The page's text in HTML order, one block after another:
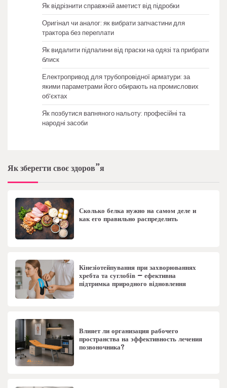
Як відрізнити справжній аметист від підробки
Оригінал чи аналог: як вибрати запчастини для
трактора без переплати
Як видалити підпалини від праски на одязі та прибрати
блиск
Електропривод для трубопровідної арматури: за
якими параметрами його обирають на промислових
об’єктах
Як позбутися вапняного нальоту: професійні та
народні засоби
Як зберегти своє здоров”я
Сколько белка нужно на самом деле и
как его правильно распределить
Кінезіотейпування при захворюваннях
хребта та суглобів – ефективна
підтримка природного відновлення
Влияет ли организация рабочего
пространства на эффективность лечения
позвоночника?